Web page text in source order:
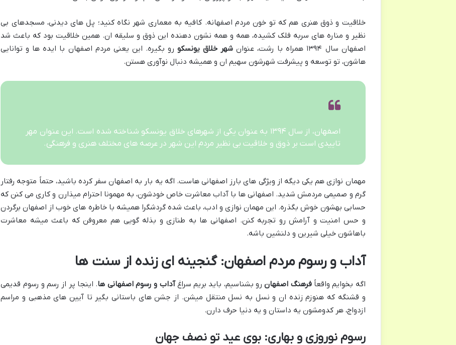
خلاقیت و ذوق هنری هم که تو خون مردم اصفهانه. کافیه به معماری شهر نگاه کنید؛ پل های دیدنی، مسجدهای بی
نظیر و مناره های سربه فلک کشیده، همه و همه نشون دهنده این ذوق و سلیقه ان. همین خلاقیت بود که باعث شد
اصفهان سال ۱۳۹۴ همراه با رشت، عنوان
شهر خلاق یونسکو رو بگیره. این یعنی مردم اصفهان با ایده ها و توانایی
هاشون، تو توسعه و پیشرفت شهرشون سهیم ان و همیشه دنبال نوآوری هستن.
اصفهان، از سال ۱۳۹۴ به عنوان یکی از شهرهای خلاق یونسکو شناخته شده است. این عنوان مهر
تاییدی است بر ذوق و خلاقیت بی نظیر مردم این شهر در عرصه های مختلف هنری و فرهنگی.
مهمان نوازی هم یکی دیگه از ویژگی های بارز اصفهانی هاست. اگه یه بار به اصفهان سفر کرده باشید، حتماً متوجه رفتار
گرم و صمیمی مردمش شدید. اصفهانی ها با آداب معاشرت خاص خودشون، به مهمونا احترام میذارن و کاری می کنن که
حسابی بهشون خوش بگذره. این مهمان نوازی و ادب، باعث شده گردشگرا همیشه با خاطره های خوب از اصفهان برگردن
و حس امنیت و آرامش رو تجربه کنن. اصفهانی ها به طنازی و بذله گویی هم معروفن که باعث میشه معاشرت
باهاشون خیلی شیرین و دلنشین باشه.
آداب و رسوم مردم اصفهان: گنجینه ای زنده از سنت ها
اگه بخوایم واقعاًفرهنگ اصفهانرو بشناسیم، باید بریم سراغآداب و رسوم اصفهانی ها. اینجا پر از رسم و رسوم قدیمی
و قشنگه که هنوزم زنده ان و نسل به نسل منتقل میشن. از جشن های باستانی بگیر تا آیین های مذهبی و مراسم
ازدواج، هر کدومشون یه داستان و یه دنیا حرف دارن.
رسوم نوروزی و بهاری: بوی عید تو نصف جهان